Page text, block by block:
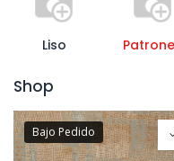
Liso
Shop
Bajo Pedido